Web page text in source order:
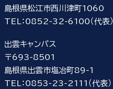
島根県松江市西川津町1060
TEL：0852-32-6100（代表）
出雲キャンパス
〒693-8501
島根県出雲市塩冶町89-1
TEL：0853-23-2111（代表）